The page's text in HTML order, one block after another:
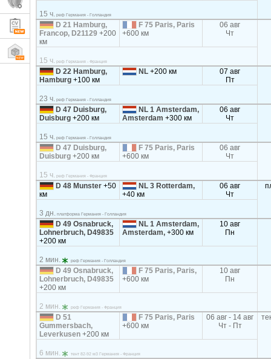
15 ч. реф Германия - Голландия
D 21 Hamburg,
Francop, D21129+200
км
F 75 Paris, Paris
+600 км
06 авг
Чт
15 ч. реф Германия - Франция
D 22 Hamburg,
Hamburg+100 км
NL+200 км
07 авг
Пт
23 ч. реф Германия - Голландия
D 47 Duisburg,
Duisburg+200 км
NL 1 Amsterdam,
Amsterdam+300 км
06 авг
Чт
15 ч. реф Германия - Голландия
D 47 Duisburg,
Duisburg+200 км
F 75 Paris, Paris
+600 км
06 авг
Чт
15 ч. реф Германия - Франция
D 48 Munster+50
км
NL 3 Rotterdam,
+40 км
06 авг
Чт
3 дн. платформа Германия - Голландия
D 49 Osnabruck,
Lohnerbruch, D49835
+200 км
NL 1 Amsterdam,
Amsterdam,+300 км
10 авг
Пн
2 мин. реф Германия - Голландия
D 49 Osnabruck,
Lohnerbruch, D49835
+200 км
F 75 Paris, Paris,
+600 км
10 авг
Пн
2 мин. реф Германия - Франция
D 51
Gummersbach,
Leverkusen+200 км
F 75 Paris, Paris
+600 км
06 авг - 14 авг
Чт - Пт
6 мин. тент 82-92 м3 Германия - Франция